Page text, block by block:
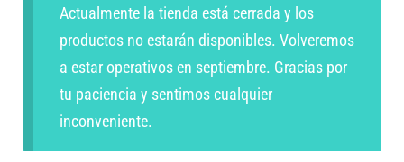
Actualmente la tienda está cerrada y los
productos no estarán disponibles. Volveremos
a estar operativos en septiembre. Gracias por
tu paciencia y sentimos cualquier
inconveniente.